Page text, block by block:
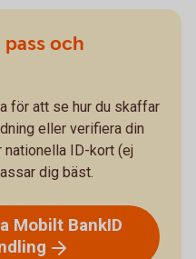
och
för att se hur du skaffar
eller verifiera din
ID-kort (ej
dig bäst.
Mobilt BankID